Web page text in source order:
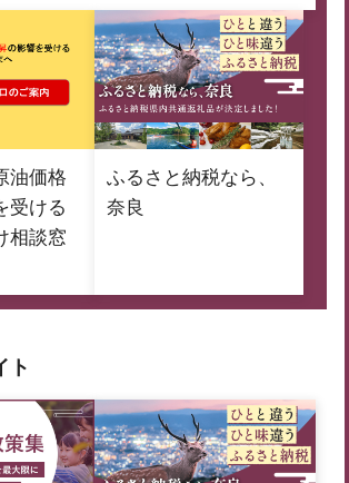
油価格
受ける
相談窓
ふるさと納税なら、
奈良
ト